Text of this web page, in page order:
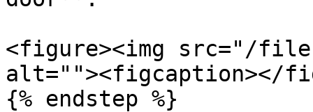
<figure><img src="/files/
alt=""><figcaption></
{% endstep %}